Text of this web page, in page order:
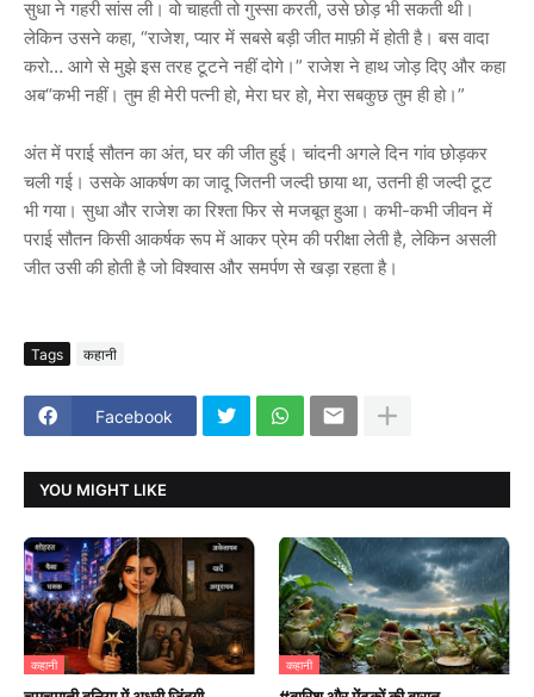
सुधा ने गहरी सांस ली। वो चाहती तो गुस्सा करती, उसे छोड़ भी सकती थी।
लेकिन उसने कहा, “राजेश, प्यार में सबसे बड़ी जीत माफ़ी में होती है। बस वादा
करो… आगे से मुझे इस तरह टूटने नहीं दोगे।” राजेश ने हाथ जोड़ दिए और कहा
अब“कभी नहीं। तुम ही मेरी पत्नी हो, मेरा घर हो, मेरा सबकुछ तुम ही हो।”
अंत में पराई सौतन का अंत, घर की जीत हुई। चांदनी अगले दिन गांव छोड़कर
चली गई। उसके आकर्षण का जादू जितनी जल्दी छाया था, उतनी ही जल्दी टूट
भी गया। सुधा और राजेश का रिश्ता फिर से मजबूत हुआ। कभी-कभी जीवन में
पराई सौतन किसी आकर्षक रूप में आकर प्रेम की परीक्षा लेती है, लेकिन असली
जीत उसी की होती है जो विश्वास और समर्पण से खड़ा रहता है।
Tags कहानी
Facebook
YOU MIGHT LIKE
कहानी कहानी